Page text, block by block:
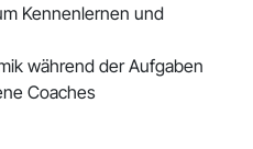
Kennenlernen und
während der Aufgaben
Coaches